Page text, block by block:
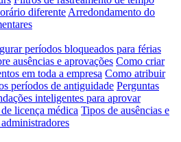
diferente Arredondamento do
períodos bloqueados para férias
ausências e aprovações Como criar
em toda a empresa Como atribuir
períodos de antiguidade Perguntas
inteligentes para aprovar
licença médica Tipos de ausências e